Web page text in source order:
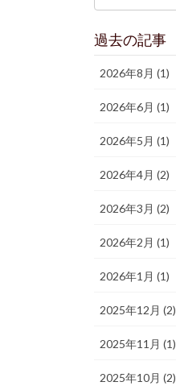
過去の記事
2026年8月 (1)
2026年6月 (1)
2026年5月 (1)
2026年4月 (2)
2026年3月 (2)
2026年2月 (1)
2026年1月 (1)
2025年12月 (2)
2025年11月 (1)
2025年10月 (2)